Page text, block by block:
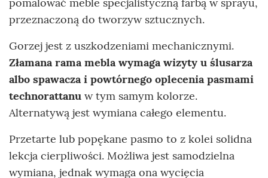
przeznaczoną do tworzyw sztucznych.
Gorzej jest z uszkodzeniami mechanicznymi.
Złamana rama mebla wymaga wizyty u ślusarza
albo spawacza i powtórnego oplecenia pasmami
technorattanu w tym samym kolorze.
Alternatywą jest wymiana całego elementu.
Przetarte lub popękane pasmo to z kolei solidna
lekcja cierpliwości. Możliwa jest samodzielna
wymiana, jednak wymaga ona wycięcia